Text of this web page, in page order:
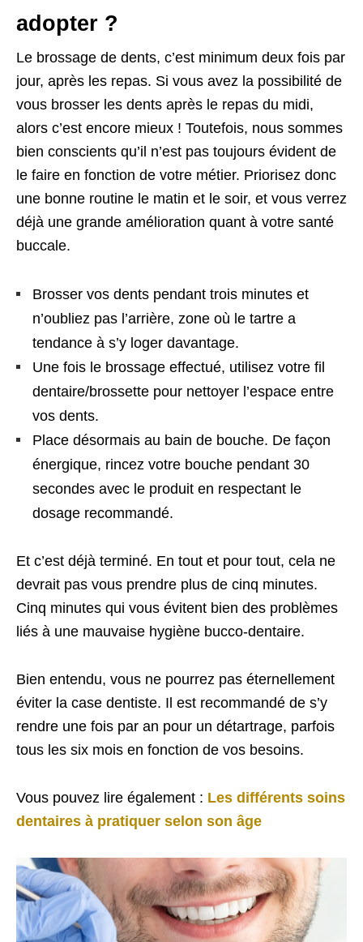
adopter ?
Le brossage de dents, c’est minimum deux fois par
jour, après les repas. Si vous avez la possibilité de
vous brosser les dents après le repas du midi,
alors c’est encore mieux ! Toutefois, nous sommes
bien conscients qu’il n’est pas toujours évident de
le faire en fonction de votre métier. Priorisez donc
une bonne routine le matin et le soir, et vous verrez
déjà une grande amélioration quant à votre santé
buccale.
Brosser vos dents pendant trois minutes et
n’oubliez pas l’arrière, zone où le tartre a
tendance à s’y loger davantage.
Une fois le brossage effectué, utilisez votre fil
dentaire/brossette pour nettoyer l’espace entre
vos dents.
Place désormais au bain de bouche. De façon
énergique, rincez votre bouche pendant 30
secondes avec le produit en respectant le
dosage recommandé.
Et c’est déjà terminé. En tout et pour tout, cela ne
devrait pas vous prendre plus de cinq minutes.
Cinq minutes qui vous évitent bien des problèmes
liés à une mauvaise hygiène bucco-dentaire.
Bien entendu, vous ne pourrez pas éternellement
éviter la case dentiste. Il est recommandé de s’y
rendre une fois par an pour un détartrage, parfois
tous les six mois en fonction de vos besoins.
Vous pouvez lire également : Les différents soins
dentaires à pratiquer selon son âge